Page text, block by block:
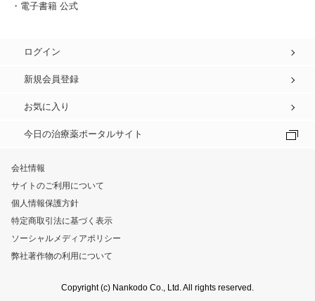
・電子書籍 公式
ログイン
新規会員登録
お気に入り
今日の治療薬ポータルサイト
会社情報
サイトのご利用について
個人情報保護方針
特定商取引法に基づく表示
ソーシャルメディアポリシー
弊社著作物の利用について
Copyright (c) Nankodo Co., Ltd. All rights reserved.